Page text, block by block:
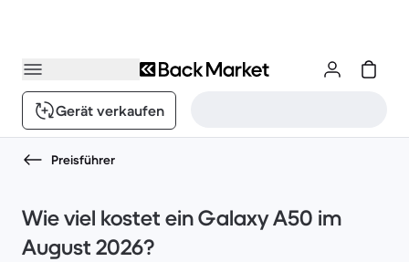
Gerät verkaufen
Preisführer
Wie viel kostet ein Galaxy A50 im
August 2026?